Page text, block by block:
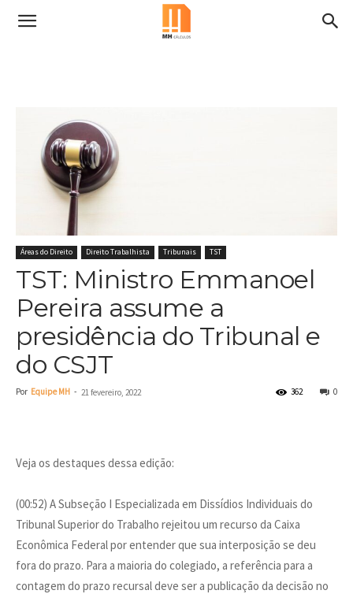
Áreas do Direito Direito Trabalhista Tribunais TST
TST: Ministro Emmanoel
Pereira assume a
presidência do Tribunal e
do CSJT
Por Equipe MH - 21 fevereiro, 2022 0
362
Veja os destaques dessa edição:
(00:52) A Subseção I Especializada em Dissídios Individuais do
Tribunal Superior do Trabalho rejeitou um recurso da Caixa
Econômica Federal por entender que sua interposição se deu
fora do prazo. Para a maioria do colegiado, a referência para a
contagem do prazo recursal deve ser a publicação da decisão no